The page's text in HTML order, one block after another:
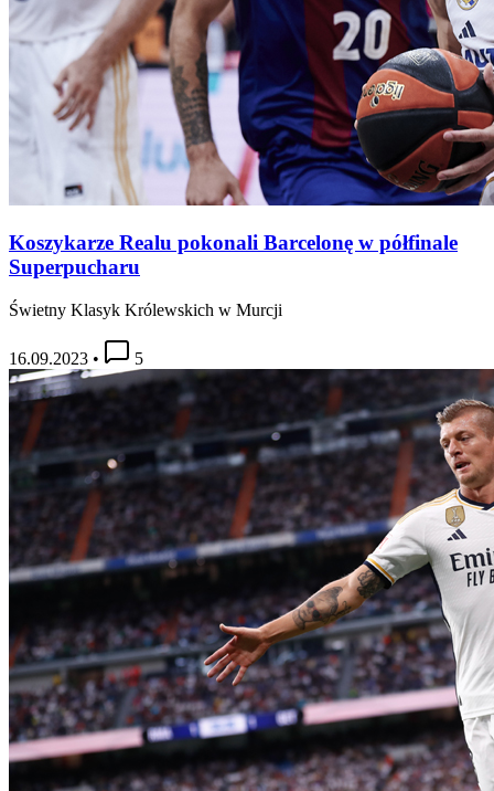
Koszykarze Realu pokonali Barcelonę w półfinale
Superpucharu
Świetny Klasyk Królewskich w Murcji
16.09.2023 • 5